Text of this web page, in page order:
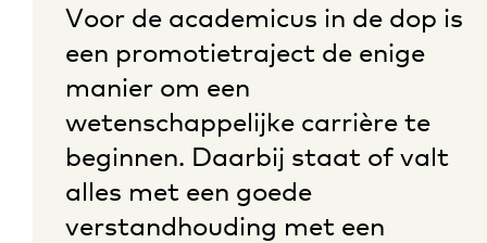
Voor de academicus in de dop is
een promotietraject de enige
manier om een
wetenschappelijke carrière te
beginnen. Daarbij staat of valt
alles met een goede
verstandhouding met een